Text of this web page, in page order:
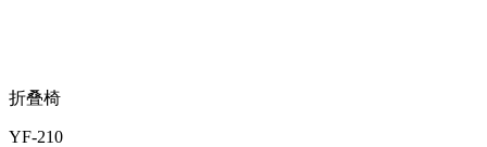
折叠椅
YF-210